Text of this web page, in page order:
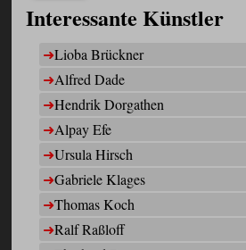
Interessante Künstler
Lioba Brückner
Alfred Dade
Hendrik Dorgathen
Alpay Efe
Ursula Hirsch
Gabriele Klages
Thomas Koch
Ralf Raßloff